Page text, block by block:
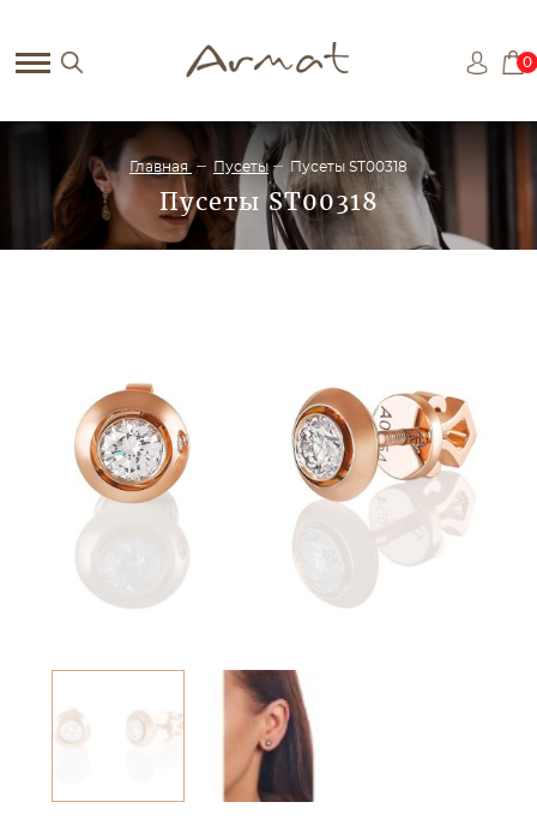
0
Главная Пусеты Пусеты ST00318
Пусеты ST00318